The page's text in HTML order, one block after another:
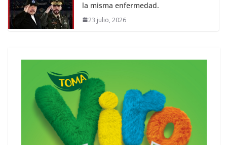
la misma enfermedad.
23 julio, 2026